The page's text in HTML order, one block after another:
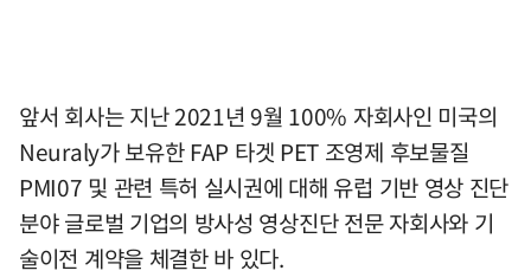
앞서 회사는 지난 2021년 9월 100% 자회사인 미국의
Neuraly가 보유한 FAP 타겟 PET 조영제 후보물질
PMI07 및 관련 특허 실시권에 대해 유럽 기반 영상 진단
분야 글로벌 기업의 방사성 영상진단 전문 자회사와 기
술이전 계약을 체결한 바 있다.